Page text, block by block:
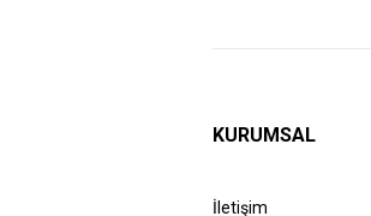
KURUMSAL
İletişim